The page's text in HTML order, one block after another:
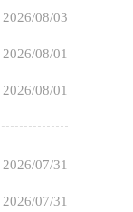
2026/08/03
2026/08/01
2026/08/01
2026/07/31
2026/07/31